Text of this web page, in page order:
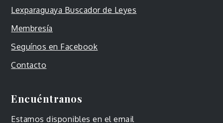
Lexparaguaya Buscador de Leyes
Membresía
Seguínos en Facebook
Contacto
Encuéntranos
Estamos disponibles en el email